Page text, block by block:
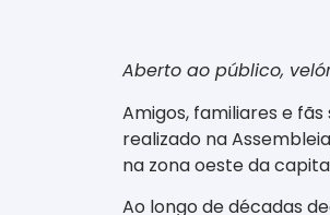
Aberto ao público,
Amigos, familiares e
realizado na
na zona oeste da
Ao longo de décadas